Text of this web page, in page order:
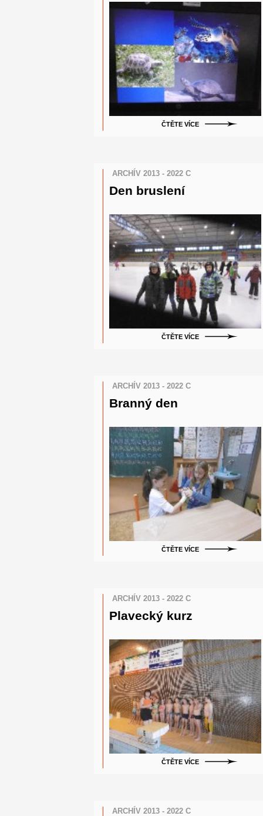
ČTĚTE VÍCE
ARCHÍV 2013 - 2022 C
Den bruslení
ČTĚTE VÍCE
ARCHÍV 2013 - 2022 C
Branný den
ČTĚTE VÍCE
ARCHÍV 2013 - 2022 C
Plavecký kurz
ČTĚTE VÍCE
ARCHÍV 2013 - 2022 C